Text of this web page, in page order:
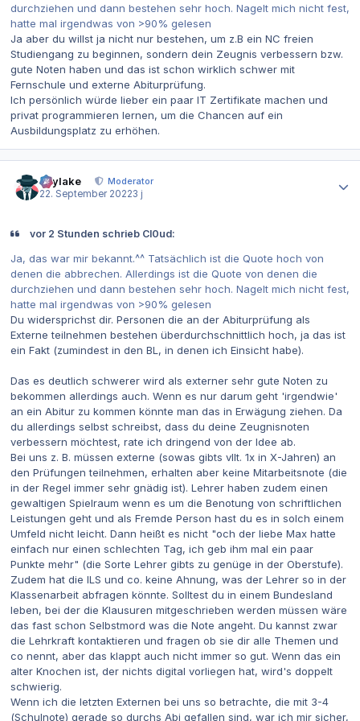
durchziehen und dann bestehen sehr hoch. Nagelt mich nicht fest,
hatte mal irgendwas von >90% gelesen
Ja aber du willst ja nicht nur bestehen, um z.B ein NC freien
Studiengang zu beginnen, sondern dein Zeugnis verbessern bzw.
gute Noten haben und das ist schon wirklich schwer mit
Fernschule und externe Abiturprüfung.
Ich persönlich würde lieber ein paar IT Zertifikate machen und
privat programmieren lernen, um die Chancen auf ein
Ausbildungsplatz zu erhöhen.
skylake
Moderator
22. September 20223 j
vor 2 Stunden schrieb Cl0ud:
Ja, das war mir bekannt.^^ Tatsächlich ist die Quote hoch von
denen die abbrechen. Allerdings ist die Quote von denen die
durchziehen und dann bestehen sehr hoch. Nagelt mich nicht fest,
hatte mal irgendwas von >90% gelesen
Du widersprichst dir. Personen die an der Abiturprüfung als
Externe teilnehmen bestehen überdurchschnittlich hoch, ja das ist
ein Fakt (zumindest in den BL, in denen ich Einsicht habe).
Das es deutlich schwerer wird als externer sehr gute Noten zu
bekommen allerdings auch. Wenn es nur darum geht 'irgendwie'
an ein Abitur zu kommen könnte man das in Erwägung ziehen. Da
du allerdings selbst schreibst, dass du deine Zeugnisnoten
verbessern möchtest, rate ich dringend von der Idee ab.
Bei uns z. B. müssen externe (sowas gibts vllt. 1x in X-Jahren) an
den Prüfungen teilnehmen, erhalten aber keine Mitarbeitsnote (die
in der Regel immer sehr gnädig ist). Lehrer haben zudem einen
gewaltigen Spielraum wenn es um die Benotung von schriftlichen
Leistungen geht und als Fremde Person hast du es in solch einem
Umfeld nicht leicht. Dann heißt es nicht "och der liebe Max hatte
einfach nur einen schlechten Tag, ich geb ihm mal ein paar
Punkte mehr" (die Sorte Lehrer gibts zu genüge in der Oberstufe).
Zudem hat die ILS und co. keine Ahnung, was der Lehrer so in der
Klassenarbeit abfragen könnte. Solltest du in einem Bundesland
leben, bei der die Klausuren mitgeschrieben werden müssen wäre
das fast schon Selbstmord was die Note angeht. Du kannst zwar
die Lehrkraft kontaktieren und fragen ob sie dir alle Themen und
co nennt, aber das klappt auch nicht immer so gut. Wenn das ein
alter Knochen ist, der nichts digital vorliegen hat, wird's doppelt
schwierig.
Wenn ich die letzten Externen bei uns so betrachte, die mit 3-4
(Schulnote) gerade so durchs Abi gefallen sind, war ich mir sicher,